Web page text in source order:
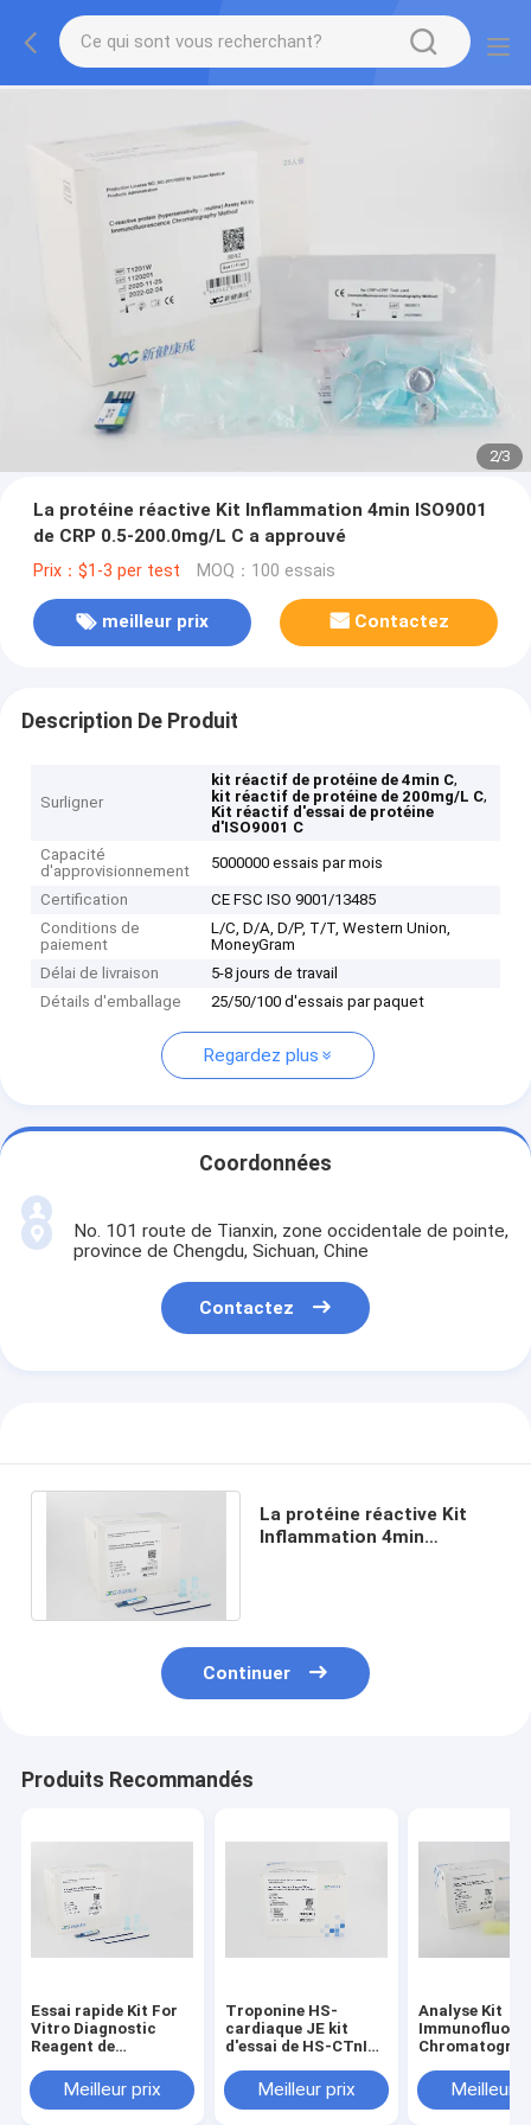
2/3
La protéine réactive Kit Inflammation 4min ISO9001
de CRP 0.5-200.0mg/L C a approuvé
Prix：$1-3 per test MOQ：100 essais
meilleur prix Contactez
Description De Produit
Surligner
kit réactif de protéine de 4min C,
kit réactif de protéine de 200mg/L C,
Kit réactif d'essai de protéine
d'ISO9001 C
Capacité
d'approvisionnement
5000000 essais par mois
Certification
CE FSC ISO 9001/13485
Conditions de
paiement
L/C, D/A, D/P, T/T, Western Union,
MoneyGram
Délai de livraison
5-8 jours de travail
Détails d'emballage
25/50/100 d'essais par paquet
Regardez plus
Coordonnées
No. 101 route de Tianxin, zone occidentale de pointe,
province de Chengdu, Sichuan, Chine
Contactez
La protéine réactive Kit
Inflammation 4min
Continuer
Produits Recommandés
Essai rapide Kit For
Vitro Diagnostic
Reagent de
d'exactitude de la
chromatographie
Meilleur prix
Troponine HS-
cardiaque JE kit
d'essai de HS-CTnI
minutesMeilleur prix
Analyse Kit
l'hémoglobine
de POCT
Meilleur